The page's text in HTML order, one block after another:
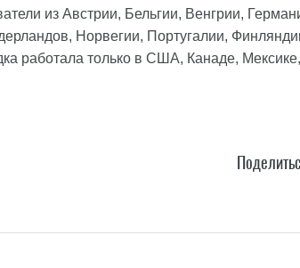
из Австрии, Бельгии, Венгрии,
Норвегии, Португалии,
работала только в США, Канаде,